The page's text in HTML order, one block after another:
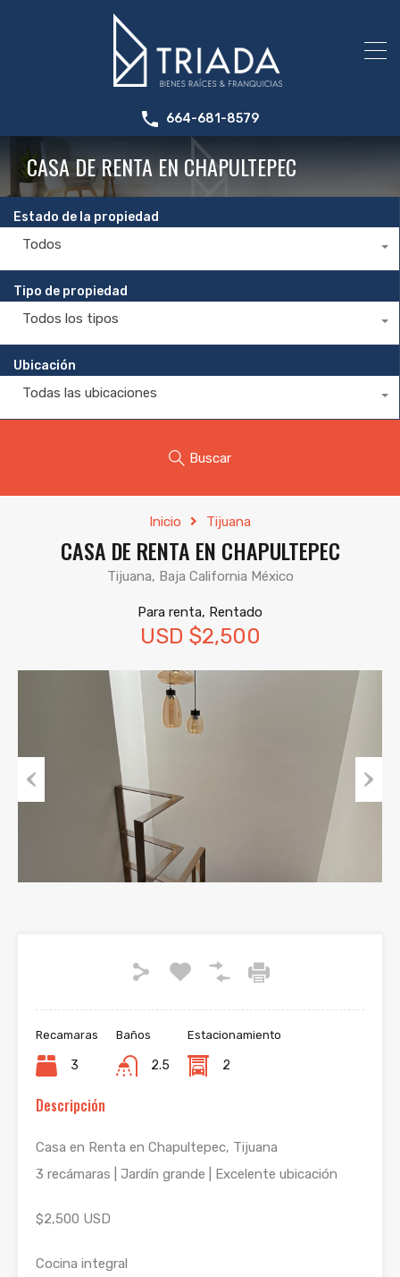
664-681-8579
CASA DE RENTA EN CHAPULTEPEC
Estado de la propiedad
Todos
Tipo de propiedad
Todos los tipos
Ubicación
Todas las ubicaciones
Buscar
Inicio Tijuana
CASA DE RENTA EN CHAPULTEPEC
Tijuana, Baja California México
Para renta, Rentado
USD $2,500
Recamaras
3
Baños
2.5
Estacionamiento
2
Descripción
Casa en Renta en Chapultepec, Tijuana
3 recámaras | Jardín grande | Excelente ubicación
$2,500 USD
Cocina integral